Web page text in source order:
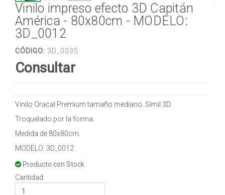
Vinilo impreso efecto 3D Capitán
América - 80x80cm - MODELO:
3D_0012
CÓDIGO: 3D_0035
Consultar
Vinilo Oracal Premium tamaño mediano. Símil 3D.
Troquelado por la forma.
Medida de 80x80cm.
MODELO: 3D_0012
Producto con Stock
Cantidad